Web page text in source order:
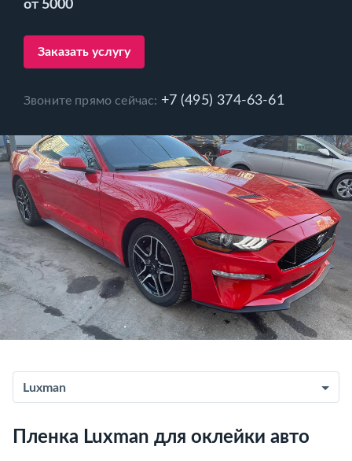
от 5000
Заказать услугу
Звоните прямо сейчас: +7 (495) 374-63-61
Luxman
Пленка Luxman для оклейки авто